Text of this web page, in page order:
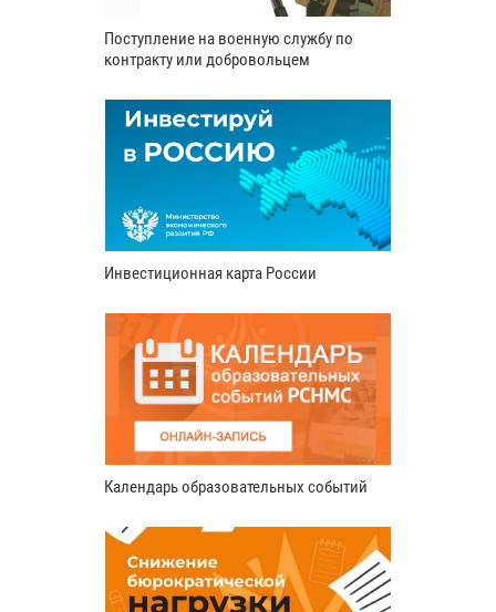
Поступление на военную службу по
контракту или добровольцем
Инвестиционная карта России
Календарь образовательных событий